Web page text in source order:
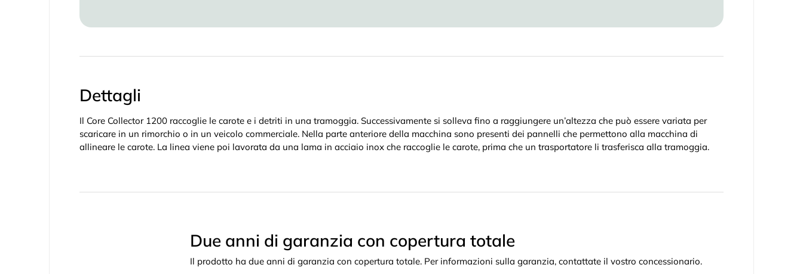
Dettagli
Il Core Collector 1200 raccoglie le carote e i detriti in una tramoggia. Successivamente si solleva fino a raggiungere un’altezza che può essere variata per
scaricare in un rimorchio o in un veicolo commerciale. Nella parte anteriore della macchina sono presenti dei pannelli che permettono alla macchina di
allineare le carote. La linea viene poi lavorata da una lama in acciaio inox che raccoglie le carote, prima che un trasportatore li trasferisca alla tramoggia.
Due anni di garanzia con copertura totale
Il prodotto ha due anni di garanzia con copertura totale. Per informazioni sulla garanzia, contattate il vostro concessionario.